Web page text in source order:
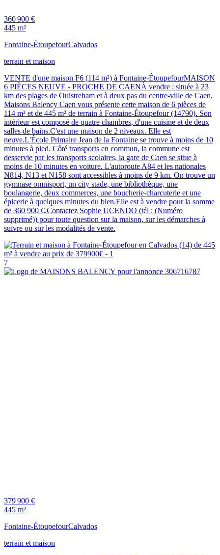
360 900 €
445 m²
Fontaine-ÉtoupefourCalvados
terrain et maison
VENTE d'une maison F6 (114 m²) à Fontaine-ÉtoupefourMAISON
6 PIÈCES NEUVE - PROCHE DE CAENÀ vendre : située à 23
km des plages de Ouistreham et à deux pas du centre-ville de Caen,
Maisons Balency Caen vous présente cette maison de 6 pièces de
114 m² et de 445 m² de terrain à Fontaine-Étoupefour (14790). Son
intérieur est composé de quatre chambres, d'une cuisine et de deux
salles de bains.C'est une maison de 2 niveaux. Elle est
neuve.L'École Primaire Jean de la Fontaine se trouve à moins de 10
minutes à pied. Côté transports en commun, la commune est
desservie par les transports scolaires, la gare de Caen se situe à
moins de 10 minutes en voiture. L'autoroute A84 et les nationales
N814, N13 et N158 sont accessibles à moins de 9 km. On trouve un
gymnase omnisport, un city stade, une bibliothèque, une
boulangerie, deux commerces, une boucherie-charcuterie et une
épicerie à quelques minutes du bien.Elle est à vendre pour la somme
de 360 900 €.Contactez Sophie UCENDO (tél : (Numéro
supprimé)) pour toute question sur la maison, sur les démarches à
suivre ou sur les modalités de vente.
7
379 900 €
445 m²
Fontaine-ÉtoupefourCalvados
terrain et maison